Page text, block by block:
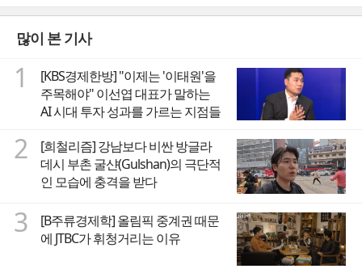
많이 본 기사
1
[KBS경제한방] "이제는 '이태원'을
주목해야" 이선엽 대표가 말하는
AI 시대 투자 성과를 가르는 지점들
2
[희철리즘] 강남보다 비싼 방글라
데시 부촌 굴샨(Gulshan)의 극단적
인 모습에 충격을 받다
3
[B주류경제학] 올림픽 중계권 때문
에 JTBC가 휘청거리는 이유